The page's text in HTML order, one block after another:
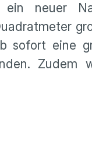
neuer
sofort eine
Zudem